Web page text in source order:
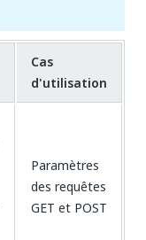
Cas
d'utilisation
Paramètres
des requêtes
GET et POST